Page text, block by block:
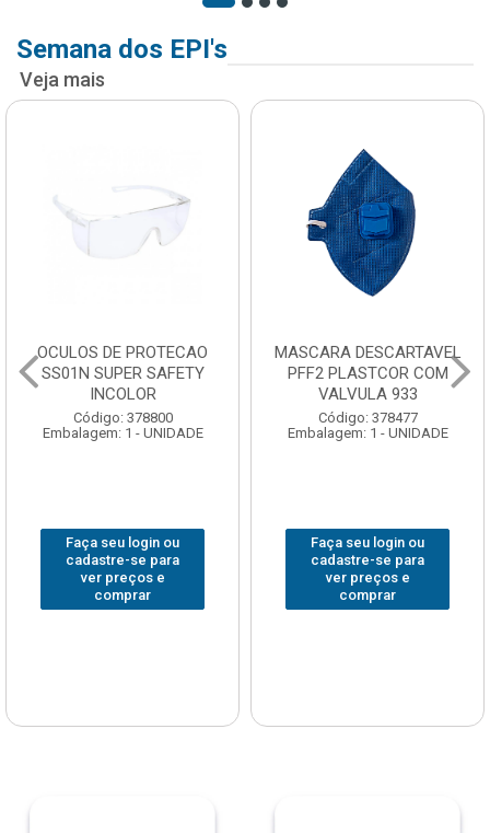
Semana dos EPI's
Veja mais
OCULOS DE PROTECAO
SS01N SUPER SAFETY
INCOLOR
Código: 378800
Embalagem: 1 - UNIDADE
Faça seu login ou
cadastre-se para
ver preços e
comprar
MASCARA DESCARTAVEL
PFF2 PLASTCOR COM
VALVULA 933
Código: 378477
Embalagem: 1 - UNIDADE
Faça seu login ou
cadastre-se para
ver preços e
comprar